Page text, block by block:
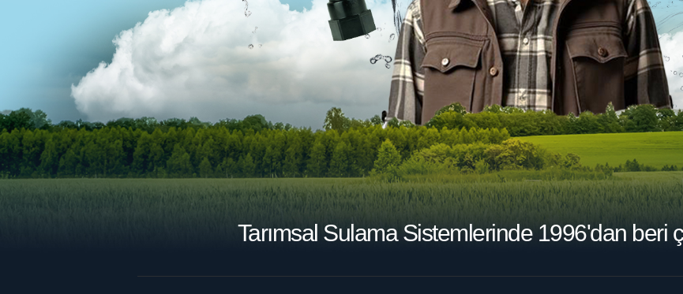
Tarımsal Sulama Sistemlerinde 1996'dan beri